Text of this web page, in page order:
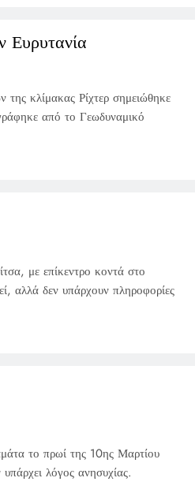
Ευρυτανία
κλίμακας Ρίχτερ σημειώθηκε
από το Γεωδυναμικό
με επίκεντρο κοντά στο
αλλά δεν υπάρχουν πληροφορίες
το πρωί της 10ης Μαρτίου
λόγος ανησυχίας.